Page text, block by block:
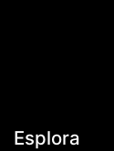
Esplora